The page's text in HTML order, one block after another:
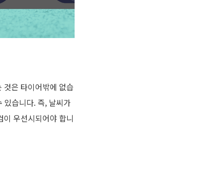
것은 타이어밖에 없습
있습니다. 즉, 날씨가
우선시되어야 합니